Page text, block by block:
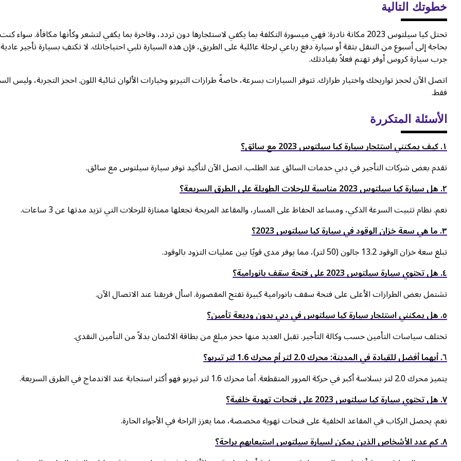
خطوتك التالية
تحتل كيا سيلتوس 2023 مكانة نادرة: فهي ميسورة التكلفة بما يكفي لاستئجارها دون تردد، وفاخرة بما يكفي لتشعر وكأنها مكافأة. سواء كنت
بحاجة إلى أسبوع من التنقل بثقة أو سيارة دفع رباعي لرحلة عائلية على الطريق، فإن هذه السيارة تلبي احتياجاتك. لا تكتفِ بسيارة تأجير
جرب سيارة كروس أوفر تهتم فعلاً بقيادتك.
اتصل الآن لحجز تواريخك واختيار طرازك. تتوفر السيارات بسرعة، خاصةً طرازات التيربو وخيارات الألوان ثنائية اللون. احجز التجربة، وليس
فقط.
الأسئلة المتكررة
١. كيف يمكنني استئجار سيارة كيا سيلتوس 2023 مع سائق؟
تقدم بعض شركات التأجير في دبي خدمات السائق عند الطلب. اتصل الآن لتأكيد توفر سيارة سيلتوس مع سائق.
٢. هل سيارة كيا سيلتوس 2023 مناسبة للرحلات الطويلة على الطرق السريعة؟
نعم. نظام تثبيت السرعة الذكي، ومساعد الحفاظ على المسار، والمقاعد المريحة تجعلها ممتازة للرحلات التي تزيد مدتها عن 3 ساعات.
٣. ما هي سعة خزان الوقود في سيارة كيا سيلتوس 2023؟
تبلغ سعة خزان الوقود 13.2 جالون (50 لتر)، مما يوفر مدى قويًا بين عمليات التزود بالوقود.
٤. هل تحتوي سيارة سيلتوس 2023 على فتحة سقف بانورامية؟
تشتمل بعض الطرازات الأعلى على فتحة سقف بانورامية كبيرة تفتح المقصورة. اسأل فريقنا عند الاتصال الآن.
٥. هل يمكنني استئجار سيارة كيا سيلتوس في دبي بدون وديعة تأمين؟
تختلف سياسات التأمين حسب وكالة التأجير. تقبل العديد منها حجز مبلغ من بطاقة الائتمان بدلاً من التأمين النقدي.
٦. أيهما أفضل للقيادة في المدينة: محرك 2.0 لتر أم محرك 1.6 لتر تيربو؟
يتميز محرك 2.0 لتر بسلاسة أكبر في حركة المرور المتقطعة. أما محرك 1.6 لتر تيربو فهو أكثر استجابة عند الاندماج في الطرق السريعة.
٧. هل تحتوي سيارة كيا سيلتوس 2023 على فتحات تهوية خلفية؟
نعم. يحصل الركاب في المقاعد الخلفية على فتحات تهوية مخصصة، مما يعزز الراحة في الأجواء الحارة.
٨. كم عدد الأشخاص الذين يمكن لسيارة سيلتوس استيعابهم براحة؟